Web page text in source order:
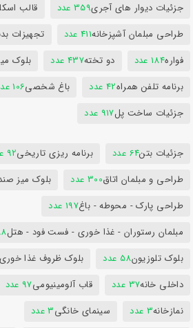
جزئیات دیوار های آجری359 عدد قالب
طراحی مبلمان آشپزخانه411 عدد تجهیزات
فواره184 عدد دو تخته437 عدد بلوک
برنامه تلفن همراه42 عدد باغ شخصی106 عدد
جزئیات ساخت پل917 عدد
جزئیات بتن64 عدد برنامه ریزی تاریخی92 عدد
طراحی و مبلمان اتاق300 عدد بلوک میز
طراحی پارک - محوطه - باغ197 عدد
مبلمان رستوران - غذا خوری - فست فود - هتل
بلوک تلوزیون58 عدد بلوک ظروف غذا خوری
داخلی خانه37 عدد قاب آلومینیومی97 عدد
نمازخانه3 عدد سینمای خانگی3 عدد